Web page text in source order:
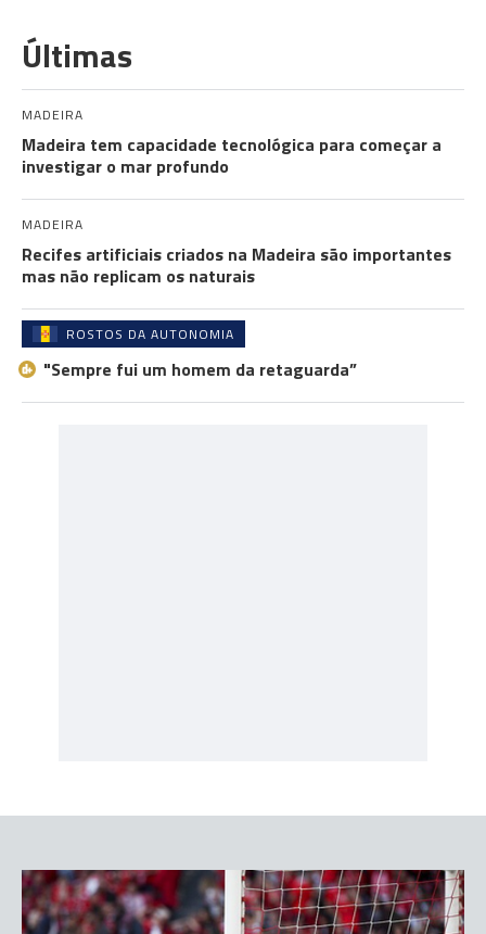
Últimas
MADEIRA
Madeira tem capacidade tecnológica para começar a
investigar o mar profundo
MADEIRA
Recifes artificiais criados na Madeira são importantes
mas não replicam os naturais
ROSTOS DA AUTONOMIA
"Sempre fui um homem da retaguarda”